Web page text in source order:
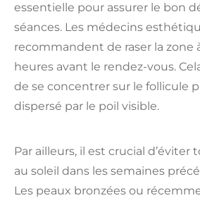
essentielle pour assurer le bon
séances. Les médecins
recommandent de raser la zone
heures avant le rendez-vous.
de se concentrer sur le follicule
dispersé par le poil visible.
Par ailleurs, il est crucial d’éviter
au soleil dans les semaines
Les peaux bronzées ou